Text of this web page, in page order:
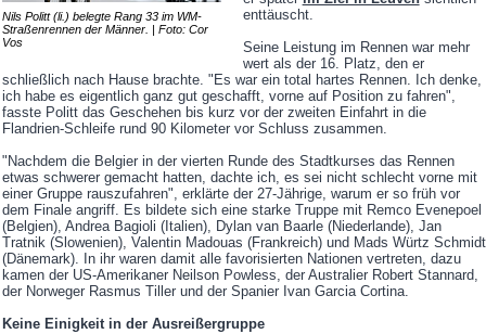
Nils Politt (li.) belegte Rang 33 im WM-
Straßenrennen der Männer. | Foto: Cor
Vos
enttäuscht.
Seine Leistung im Rennen war mehr
wert als der 16. Platz, den er
schließlich nach Hause brachte. "Es war ein total hartes Rennen. Ich denke,
ich habe es eigentlich ganz gut geschafft, vorne auf Position zu fahren",
fasste Politt das Geschehen bis kurz vor der zweiten Einfahrt in die
Flandrien-Schleife rund 90 Kilometer vor Schluss zusammen.
"Nachdem die Belgier in der vierten Runde des Stadtkurses das Rennen
etwas schwerer gemacht hatten, dachte ich, es sei nicht schlecht vorne mit
einer Gruppe rauszufahren", erklärte der 27-Jährige, warum er so früh vor
dem Finale angriff. Es bildete sich eine starke Truppe mit Remco Evenepoel
(Belgien), Andrea Bagioli (Italien), Dylan van Baarle (Niederlande), Jan
Tratnik (Slowenien), Valentin Madouas (Frankreich) und Mads Würtz Schmidt
(Dänemark). In ihr waren damit alle favorisierten Nationen vertreten, dazu
kamen der US-Amerikaner Neilson Powless, der Australier Robert Stannard,
der Norweger Rasmus Tiller und der Spanier Ivan Garcia Cortina.
Keine Einigkeit in der Ausreißergruppe